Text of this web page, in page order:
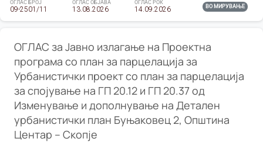
ОГЛАС БРОЈ
09-2501/11
ОГЛАС ОБЈАВА
13.08.2026
ОГЛАС РОК
14.09.2026 ВО МИРУВАЊЕ
ОГЛАС за Јавно излагање на Проектна
програма со план за парцелација за
Урбанистички проект со план за парцелација
за спојување на ГП 20.12 и ГП 20.37 од
Изменување и дополнување на Детален
урбанистички план Буњаковец 2, Општина
Центар – Скопје